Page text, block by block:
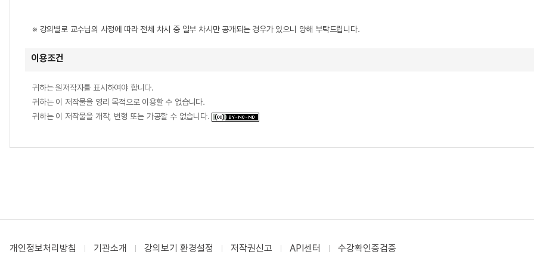
※ 강의별로 교수님의 사정에 따라 전체 차시 중 일부 차시만 공개되는 경우가 있으니 양해 부탁드립니다.
이용조건
귀하는 원저작자를 표시하여야 합니다.
귀하는 이 저작물을 영리 목적으로 이용할 수 없습니다.
귀하는 이 저작물을 개작, 변형 또는 가공할 수 없습니다.
개인정보처리방침 기관소개 강의보기 환경설정 저작권신고 API센터 수강확인증검증